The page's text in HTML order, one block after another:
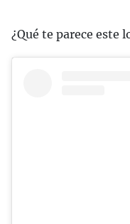
¿Qué te parece este